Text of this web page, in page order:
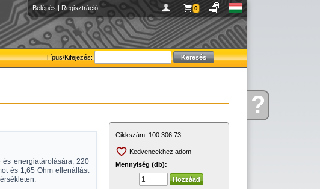
Kérdése?
Belépés | Regisztráció 0
Típus/Kifejezés:
és energiatárolására, 220
és 1,65 Ohm ellenállást
Cikkszám: 100.306.73
Kedvencekhez adom
Mennyiség (db):